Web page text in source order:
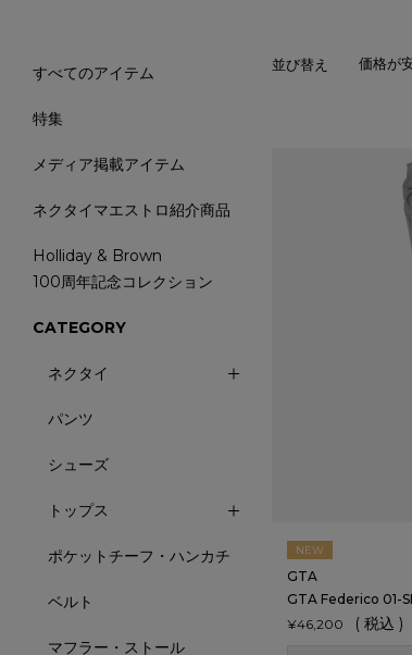
すべてのアイテム
特集
メディア掲載アイテム
ネクタイマエストロ紹介商品
Holliday & Brown
100周年記念コレクション
CATEGORY
ネクタイ
パンツ
シューズ
トップス
ポケットチーフ・ハンカチ
ベルト
マフラー・ストール
並び替え 価格が
NEW
GTA
GTA Federico 01-
¥46,200 税込